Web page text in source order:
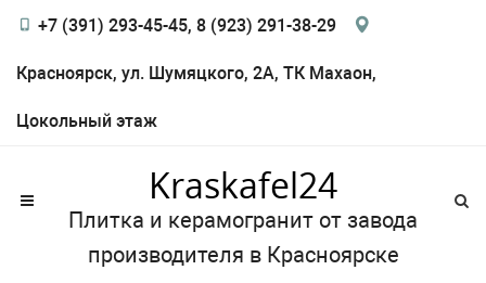
+7 (391) 293-45-45, 8 (923) 291-38-29
Красноярск, ул. Шумяцкого, 2А, ТК Махаон,
Цокольный этаж
Kraskafel24
Плитка и керамогранит от завода
производителя в Красноярске